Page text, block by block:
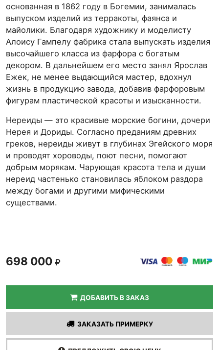
основанная в 1862 году в Богемии, занималась
выпуском изделий из терракоты, фаянса и
майолики. Благодаря художнику и моделисту
Алоису Гампелу фабрика стала выпускать изделия
высочайшего класса из фарфора с богатым
декором. В дальнейшем его место занял Ярослав
Ежек, не менее выдающийся мастер, вдохнул
жизнь в продукцию завода, добавив фарфоровым
фигурам пластической красоты и изысканности.
Нереиды — это красивые морские богини, дочери
Нерея и Дориды. Согласно преданиям древних
греков, нереиды живут в глубинах Эгейского моря
и проводят хороводы, поют песни, помогают
добрым морякам. Чарующая красота тела и души
нереид частенько становилась яблоком раздора
между богами и другими мифическими
существами.
698 000
ДОБАВИТЬ В ЗАКАЗ
ЗАКАЗАТЬ ПРИМЕРКУ